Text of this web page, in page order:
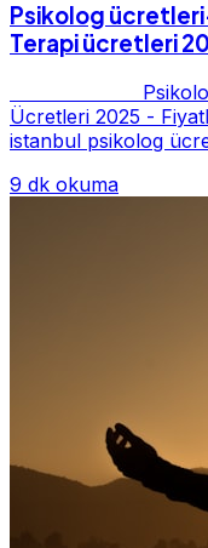
Psikolog
Terapi ücretleri
Psikolog
Ücretleri 2025 -
istanbul psikolog
9 dk okuma